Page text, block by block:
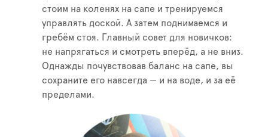
стоим на коленях на сапе и тренируемся
управлять доской. А затем поднимаемся и
гребём стоя. Главный совет для новичков:
не напрягаться и смотреть вперёд, а не вниз.
Однажды почувствовав баланс на сапе, вы
сохраните его навсегда — и на воде, и за её
пределами.